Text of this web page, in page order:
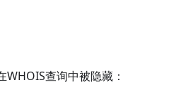
查询中被隐藏：